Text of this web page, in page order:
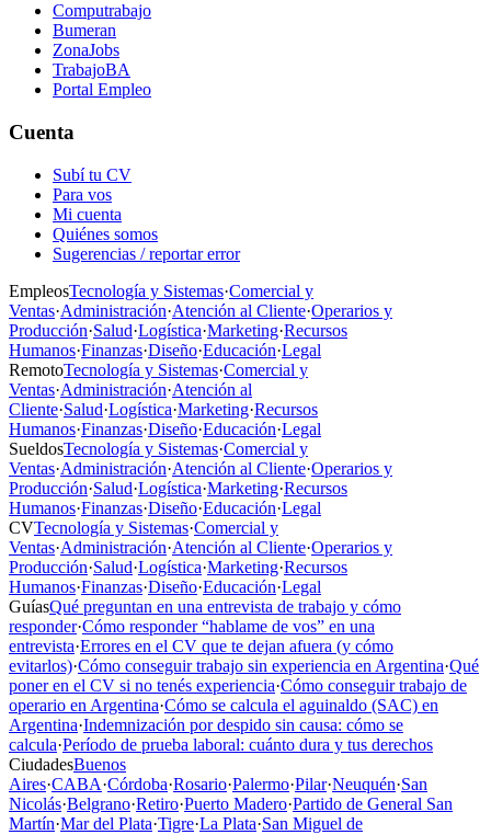
Computrabajo
Bumeran
ZonaJobs
TrabajoBA
Portal Empleo
Cuenta
Subí tu CV
Para vos
Mi cuenta
Quiénes somos
Sugerencias / reportar error
EmpleosTecnología y Sistemas·Comercial y
Ventas·Administración·Atención al Cliente·Operarios y
Producción·Salud·Logística·Marketing·Recursos
Humanos·Finanzas·Diseño·Educación·Legal
RemotoTecnología y Sistemas·Comercial y
Ventas·Administración·Atención al
Cliente·Salud·Logística·Marketing·Recursos
Humanos·Finanzas·Diseño·Educación·Legal
SueldosTecnología y Sistemas·Comercial y
Ventas·Administración·Atención al Cliente·Operarios y
Producción·Salud·Logística·Marketing·Recursos
Humanos·Finanzas·Diseño·Educación·Legal
CVTecnología y Sistemas·Comercial y
Ventas·Administración·Atención al Cliente·Operarios y
Producción·Salud·Logística·Marketing·Recursos
Humanos·Finanzas·Diseño·Educación·Legal
GuíasQué preguntan en una entrevista de trabajo y cómo
responder·Cómo responder “hablame de vos” en una
entrevista·Errores en el CV que te dejan afuera (y cómo
evitarlos)·Cómo conseguir trabajo sin experiencia en Argentina·Qué
poner en el CV si no tenés experiencia·Cómo conseguir trabajo de
operario en Argentina·Cómo se calcula el aguinaldo (SAC) en
Argentina·Indemnización por despido sin causa: cómo se
calcula·Período de prueba laboral: cuánto dura y tus derechos
CiudadesBuenos
Aires·CABA·Córdoba·Rosario·Palermo·Pilar·Neuquén·San
Nicolás·Belgrano·Retiro·Puerto Madero·Partido de General San
Martín·Mar del Plata·Tigre·La Plata·San Miguel de